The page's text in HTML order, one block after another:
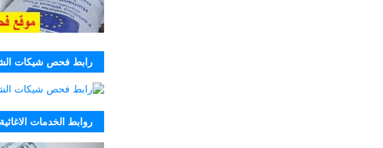
رابط فحص شيكات
روابط الخدمات